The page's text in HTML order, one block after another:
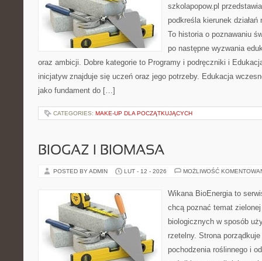
szkolapopow.pl
podkreśla kierunek
To historia o poznawaniu
po następne wyzwania
oraz ambicji. Dobre kategorie to Programy i podręczniki i
inicjatyw znajduje się uczeń oraz jego potrzeby. Edukacja
jako fundament do […]
CATEGORIES: MAKE-UP DLA POCZĄTKUJĄCYCH
BIOGAZ I BIOMASA
POSTED BY ADMIN LUT - 12 - 2026 MOŻLIWOŚĆ
Wikana BioEnergia to
chcą poznać temat
biologicznych w sposób
rzetelny. Strona
pochodzenia roślinnego i